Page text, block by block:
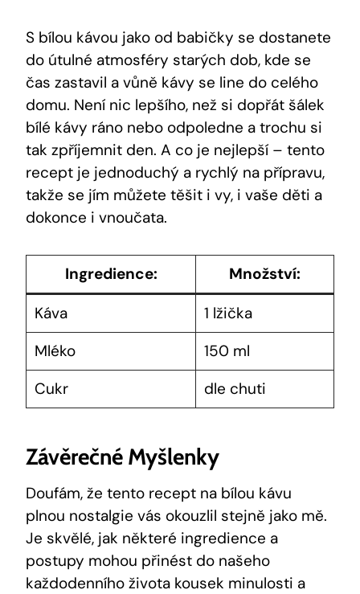
S bílou kávou jako od babičky se dostanete
do útulné atmosféry starých dob, kde se
čas zastavil a vůně kávy se line do celého
domu. Není nic lepšího, než si dopřát šálek
bílé kávy ráno nebo odpoledne a trochu si
tak zpříjemnit den. A co je nejlepší – tento
recept je jednoduchý a rychlý na přípravu,
takže se jím můžete těšit i vy, i vaše děti a
dokonce i vnoučata.
Ingredience:
Množství:
Káva
1 lžička
Mléko
150 ml
Cukr
dle chuti
Závěrečné Myšlenky
Doufám, že tento recept na bílou kávu
plnou nostalgie vás okouzlil stejně jako mě.
Je skvělé, jak některé ingredience a
postupy mohou přinést do našeho
každodenního života kousek minulosti a